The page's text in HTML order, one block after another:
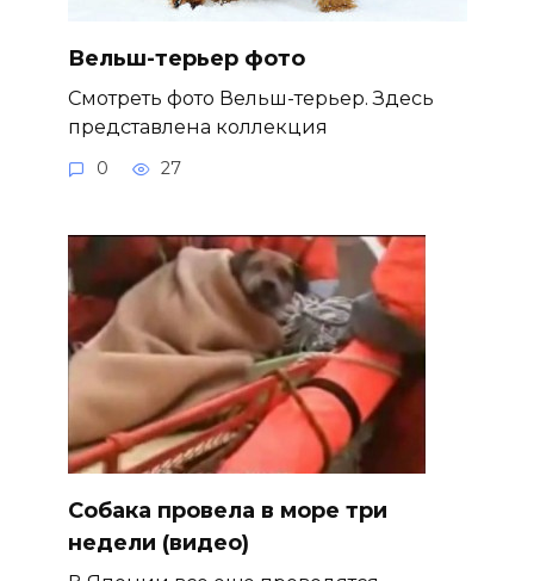
Вельш-терьер фото
Смотреть фото Вельш-терьер. Здесь
представлена коллекция
0 27
Собака провела в море три
недели (видео)